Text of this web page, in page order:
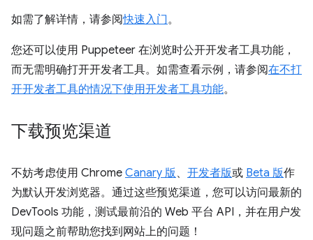
如需了解详情，请参阅快速入门。
您还可以使用 Puppeteer 在浏览时公开开发者工具功能，
而无需明确打开开发者工具。如需查看示例，请参阅在不打
开开发者工具的情况下使用开发者工具功能。
下载预览渠道
不妨考虑使用 Chrome Canary 版、 开发者版或 Beta 版作
为默认开发浏览器。通过这些预览渠道，您可以访问最新的
DevTools 功能，测试最前沿的 Web 平台 API，并在用户发
现问题之前帮助您找到网站上的问题！